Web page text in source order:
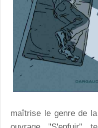
maîtrise le genre de